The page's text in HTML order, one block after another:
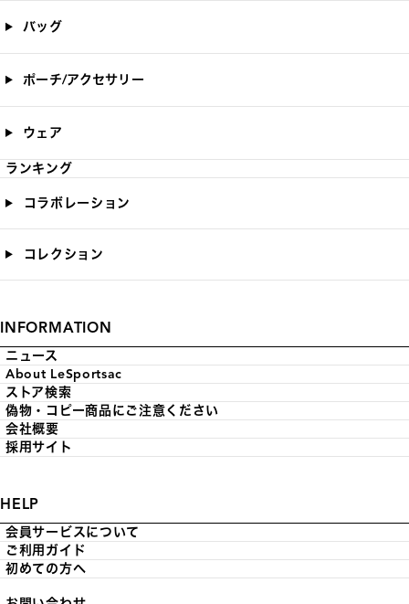
バッグ
ポーチ/アクセサリー
ウェア
ランキング
コラボレーション
コレクション
INFORMATION
ニュース
About LeSportsac
ストア検索
偽物・コピー商品にご注意ください
会社概要
採用サイト
HELP
会員サービスについて
ご利用ガイド
初めての方へ